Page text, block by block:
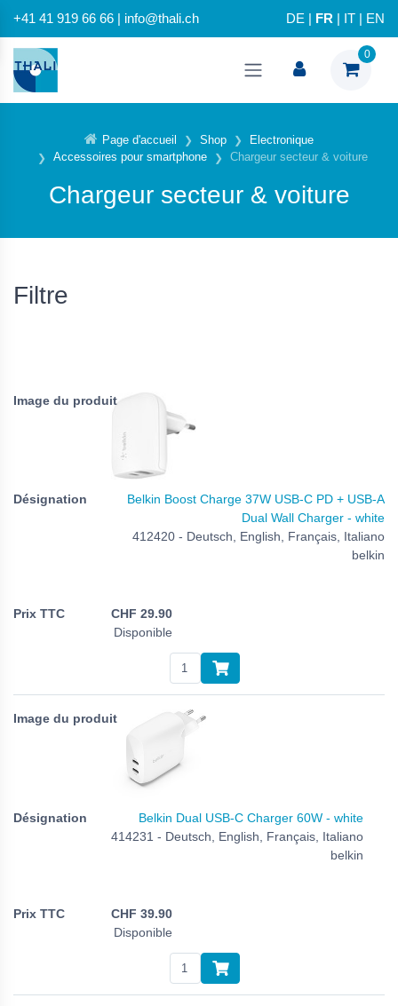
+41 41 919 66 66 | info@thali.ch DE FR IT EN
0
Page d'accueil Shop
Electronique
Accessoires pour smartphone
Chargeur secteur & voiture
Chargeur secteur & voiture
Filtre
Belkin Boost Charge 37W USB-C PD + USB-A
Dual Wall Charger - white
412420 - Deutsch, English, Français, Italiano
belkin
CHF 29.90
Disponible
Belkin Dual USB-C Charger 60W - white
414231 - Deutsch, English, Français, Italiano
belkin
CHF 39.90
Disponible